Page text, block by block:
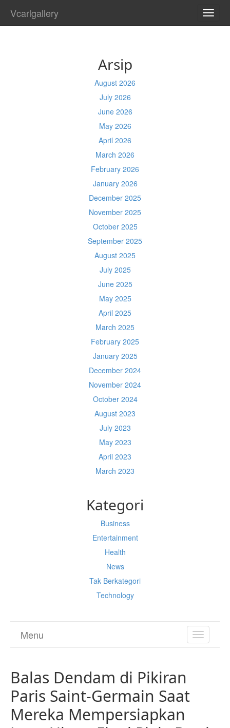
Vcarlgallery
Arsip
August 2026
July 2026
June 2026
May 2026
April 2026
March 2026
February 2026
January 2026
December 2025
November 2025
October 2025
September 2025
August 2025
July 2025
June 2025
May 2025
April 2025
March 2025
February 2025
January 2025
December 2024
November 2024
October 2024
August 2023
July 2023
May 2023
April 2023
March 2023
Kategori
Business
Entertainment
Health
News
Tak Berkategori
Technology
TOGGLE
Menu
Balas Dendam di Pikiran
Paris Saint-Germain Saat
Mereka Mempersiapkan